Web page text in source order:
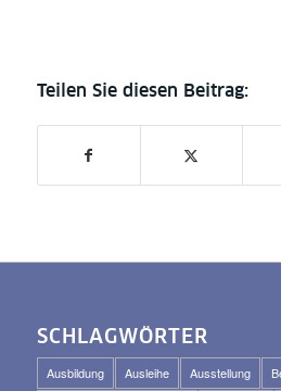
SCHLAGWÖRTER
Ausbildung Ausleihe Ausstellung